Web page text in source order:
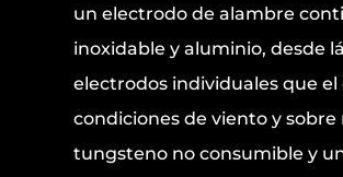
un electrodo de alambre
inoxidable y aluminio, desde
electrodos individuales que
condiciones de viento y
tungsteno no consumible y